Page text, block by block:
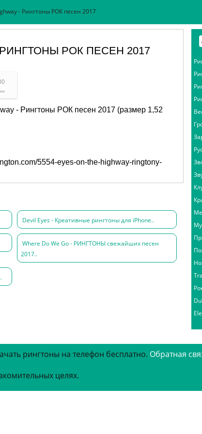
- Рингтоны РОК песен 2017
РИНГТОНЫ РОК ПЕСЕН 2017
The Highway
- Рингтоны РОК песен 2017 (размер 1,52
5554-eyes-on-the-highway-ringtony-
Devil Eyes - Креативные рингтоны для iPhone..
Where Do We Go - РИНГТОНЫ свежайших песен
2017..
рингтоны на телефон бесплатно. Обратная
целях.